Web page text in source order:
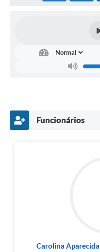
Funcionários
Carolina